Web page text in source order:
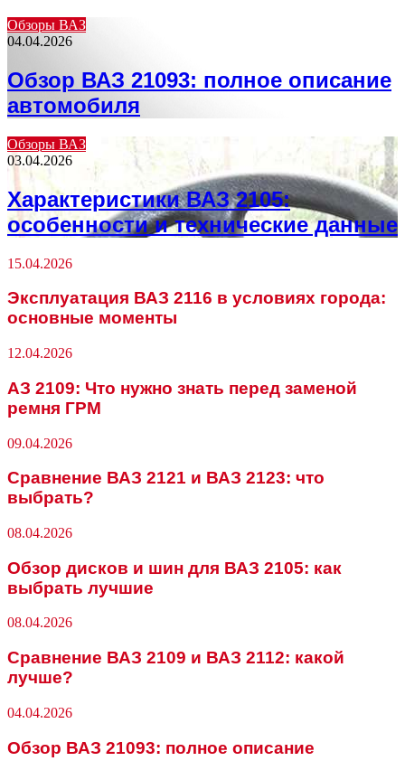
Обзоры ВАЗ
04.04.2026
Обзор ВАЗ 21093: полное описание
автомобиля
Обзоры ВАЗ
03.04.2026
Характеристики ВАЗ 2105:
особенности и технические данные
15.04.2026
Эксплуатация ВАЗ 2116 в условиях города:
основные моменты
12.04.2026
АЗ 2109: Что нужно знать перед заменой
ремня ГРМ
09.04.2026
Сравнение ВАЗ 2121 и ВАЗ 2123: что
выбрать?
08.04.2026
Обзор дисков и шин для ВАЗ 2105: как
выбрать лучшие
08.04.2026
Сравнение ВАЗ 2109 и ВАЗ 2112: какой
лучше?
04.04.2026
Обзор ВАЗ 21093: полное описание